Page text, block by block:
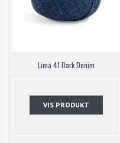
Lima 41 Dark Denim
VIS PRODUKT